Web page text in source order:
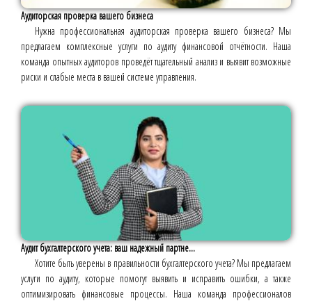
Аудиторская проверка вашего бизнеса
Нужна профессиональная аудиторская проверка вашего бизнеса? Мы
предлагаем комплексные услуги по аудиту финансовой отчётности. Наша
команда опытных аудиторов проведёт тщательный анализ и выявит возможные
риски и слабые места в вашей системе управления.
Аудит бухгалтерского учета: ваш надежный партне...
Хотите быть уверены в правильности бухгалтерского учета? Мы предлагаем
услуги по аудиту, которые помогут выявить и исправить ошибки, а также
оптимизировать финансовые процессы. Наша команда профессионалов